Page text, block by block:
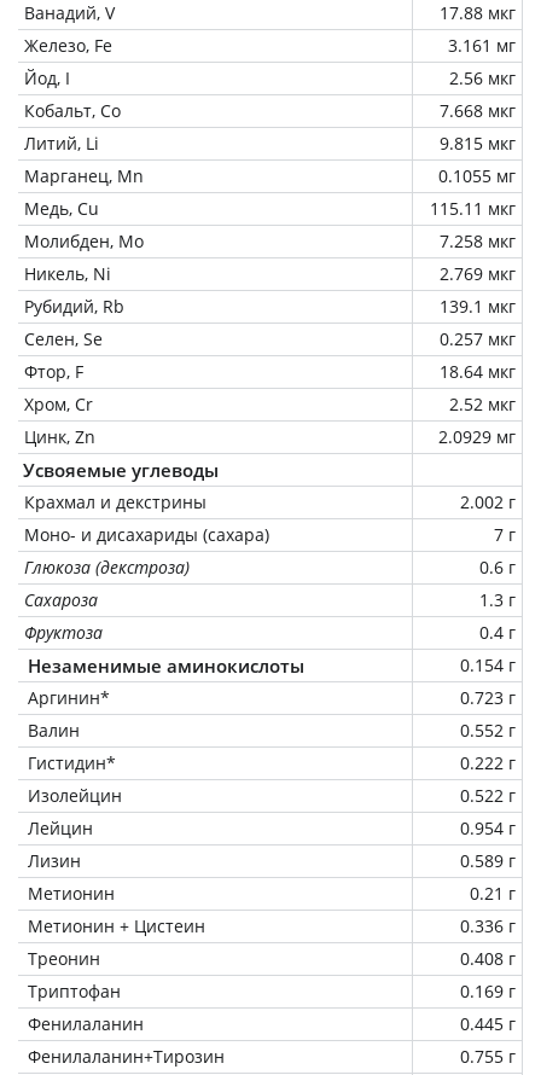
Ванадий, V
17.88 мкг
Железо, Fe
3.161 мг
Йод, I
2.56 мкг
Кобальт, Co
7.668 мкг
Литий, Li
9.815 мкг
Марганец, Mn
0.1055 мг
Медь, Cu
115.11 мкг
Молибден, Mo
7.258 мкг
Никель, Ni
2.769 мкг
Рубидий, Rb
139.1 мкг
Селен, Se
0.257 мкг
Фтор, F
18.64 мкг
Хром, Cr
2.52 мкг
Цинк, Zn
2.0929 мг
Усвояемые углеводы
Крахмал и декстрины
2.002 г
Моно- и дисахариды (сахара)
7 г
Глюкоза (декстроза)
0.6 г
Сахароза
1.3 г
Фруктоза
0.4 г
Незаменимые аминокислоты
0.154 г
Аргинин*
0.723 г
Валин
0.552 г
Гистидин*
0.222 г
Изолейцин
0.522 г
Лейцин
0.954 г
Лизин
0.589 г
Метионин
0.21 г
Метионин + Цистеин
0.336 г
Треонин
0.408 г
Триптофан
0.169 г
Фенилаланин
0.445 г
Фенилаланин+Тирозин
0.755 г